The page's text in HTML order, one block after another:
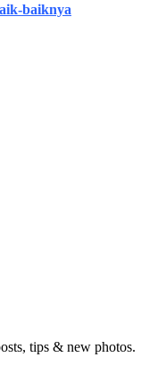
baiknya
tips & new photos.